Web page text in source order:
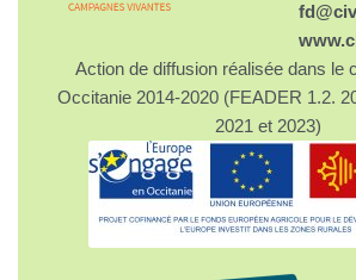
Action de diffusion réalisée dans le
Occitanie 2014-2020 (FEADER 1.2.
2021 et 2023)